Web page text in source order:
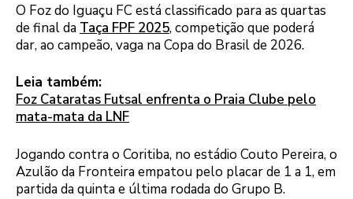
O Foz do Iguaçu FC está classificado para as quartas
de final da Taça FPF 2025, competição que poderá
dar, ao campeão, vaga na Copa do Brasil de 2026.
Leia também:
Foz Cataratas Futsal enfrenta o Praia Clube pelo
mata-mata da LNF
Jogando contra o Coritiba, no estádio Couto Pereira, o
Azulão da Fronteira empatou pelo placar de 1 a 1, em
partida da quinta e última rodada do Grupo B.